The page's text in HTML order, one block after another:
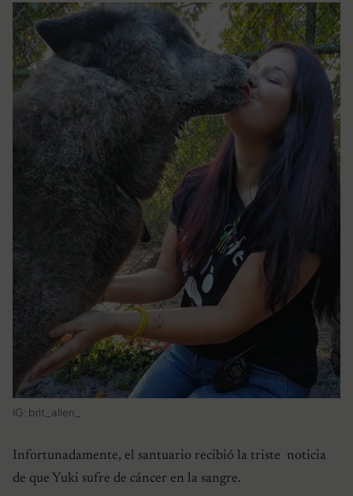
IG: brit_allen_
Infortunadamente, el santuario recibió la triste noticia
de que Yuki sufre de cáncer en la sangre.